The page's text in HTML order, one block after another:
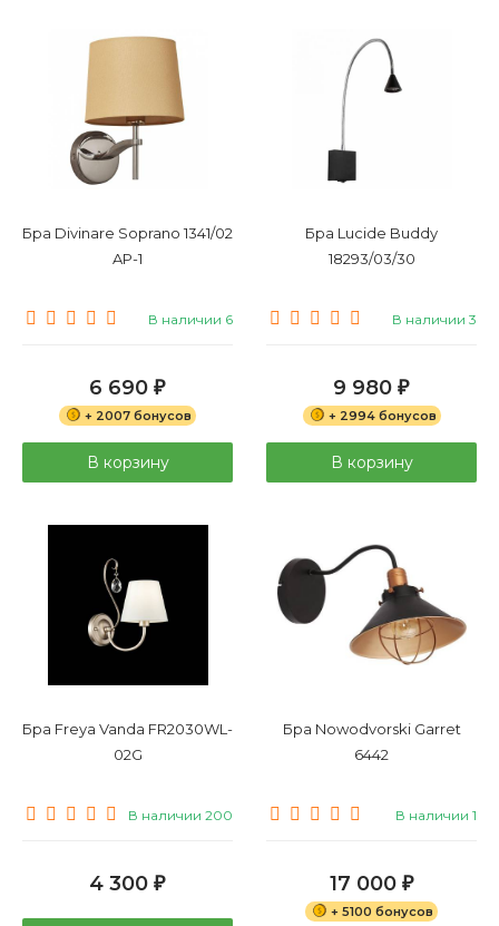
Бра Divinare Soprano 1341/02
AP-1
В наличии 6
6 690 ₽
+ 2007 бонусов
В корзину
Бра Lucide Buddy
18293/03/30
В наличии 3
9 980 ₽
+ 2994 бонусов
В корзину
Бра Freya Vanda FR2030WL-
02G
В наличии 200
4 300 ₽
Бра Nowodvorski Garret
6442
В наличии 1
17 000 ₽
+ 5100 бонусов